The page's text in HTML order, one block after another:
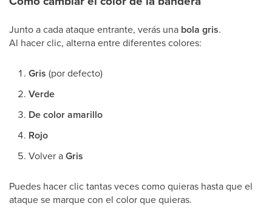
Junto a cada ataque entrante, verás una bola gris.
Al hacer clic, alterna entre diferentes colores:
Gris (por defecto)
Verde
De color amarillo
Rojo
Volver aGris
Puedes hacer clic tantas veces como quieras hasta que el
ataque se marque con el color que quieras.